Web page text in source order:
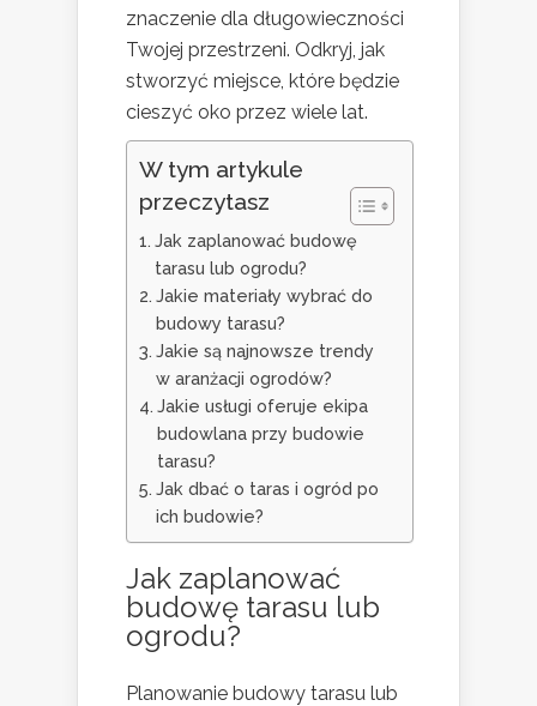
znaczenie dla długowieczności
Twojej przestrzeni. Odkryj, jak
stworzyć miejsce, które będzie
cieszyć oko przez wiele lat.
W tym artykule
przeczytasz
Jak zaplanować budowę
tarasu lub ogrodu?
Jakie materiały wybrać do
budowy tarasu?
Jakie są najnowsze trendy
w aranżacji ogrodów?
Jakie usługi oferuje ekipa
budowlana przy budowie
tarasu?
Jak dbać o taras i ogród po
ich budowie?
Jak zaplanować
budowę tarasu lub
ogrodu?
Planowanie budowy tarasu lub